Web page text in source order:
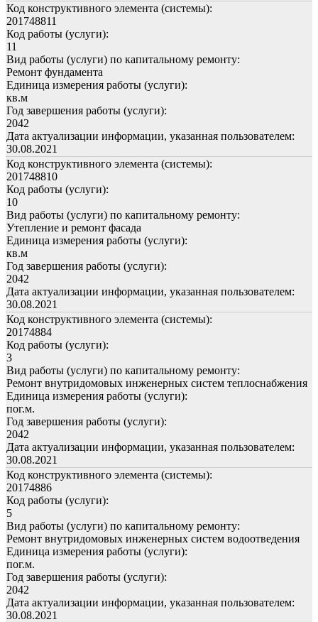
Код конструктивного элемента (системы):
201748811
Код работы (услуги):
11
Вид работы (услуги) по капитальному ремонту:
Ремонт фундамента
Единица измерения работы (услуги):
кв.м
Год завершения работы (услуги):
2042
Дата актуализации информации, указанная пользователем:
30.08.2021
Код конструктивного элемента (системы):
201748810
Код работы (услуги):
10
Вид работы (услуги) по капитальному ремонту:
Утепление и ремонт фасада
Единица измерения работы (услуги):
кв.м
Год завершения работы (услуги):
2042
Дата актуализации информации, указанная пользователем:
30.08.2021
Код конструктивного элемента (системы):
20174884
Код работы (услуги):
3
Вид работы (услуги) по капитальному ремонту:
Ремонт внутридомовых инженерных систем теплоснабжения
Единица измерения работы (услуги):
пог.м.
Год завершения работы (услуги):
2042
Дата актуализации информации, указанная пользователем:
30.08.2021
Код конструктивного элемента (системы):
20174886
Код работы (услуги):
5
Вид работы (услуги) по капитальному ремонту:
Ремонт внутридомовых инженерных систем водоотведения
Единица измерения работы (услуги):
пог.м.
Год завершения работы (услуги):
2042
Дата актуализации информации, указанная пользователем:
30.08.2021